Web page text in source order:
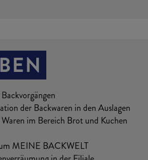
der Backwaren in den Auslagen
im Bereich Brot und Kuchen
MEINE BACKWELT